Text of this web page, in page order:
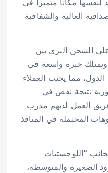
مكاناً متميزاً في
العالية والشفافية
الشحن البري بين
خبرة واسعة في
الدول، مما يجنب العملاء
نتيجة نقص في
العمل لديهم مدرب
المحتملة في المنافذ
“اللوجستيات
الصغيرة والمتوسطة،